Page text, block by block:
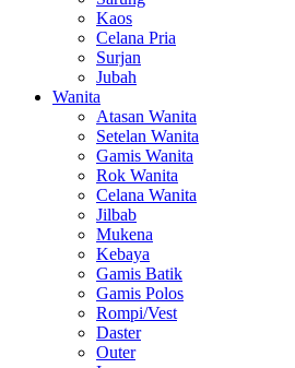
Kaos
Celana Pria
Surjan
Jubah
Wanita
Atasan Wanita
Setelan Wanita
Gamis Wanita
Rok Wanita
Celana Wanita
Jilbab
Mukena
Kebaya
Gamis Batik
Gamis Polos
Rompi/Vest
Daster
Outer